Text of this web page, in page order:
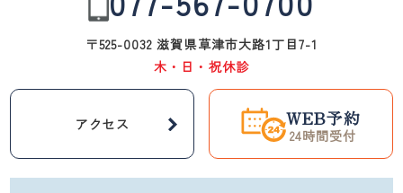
〒525-0032 滋賀県草津市大路1丁目7-1
木・日・祝休診
アクセス WEB予約
24時間受付